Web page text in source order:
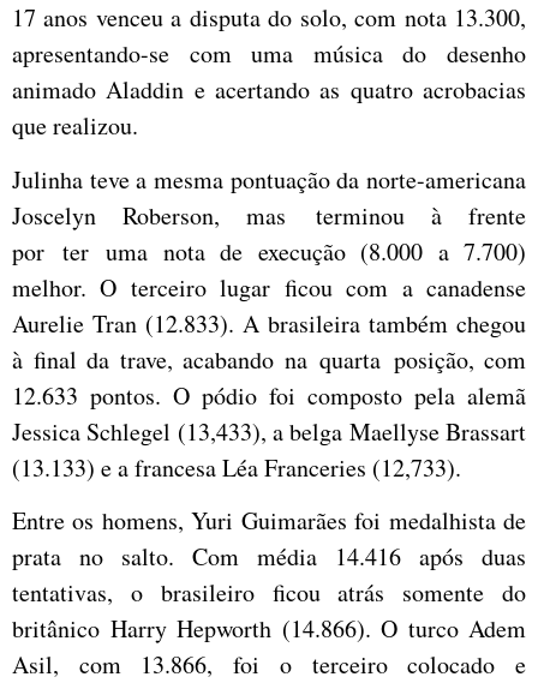
17 anos venceu a disputa do solo, com nota 13.300,
apresentando-se com uma música do desenho
animado Aladdin e acertando as quatro acrobacias
que realizou.
Julinha teve a mesma pontuação da norte-americana
Joscelyn Roberson, mas terminou à frente
por ter uma nota de execução (8.000 a 7.700)
melhor. O terceiro lugar ficou com a canadense
Aurelie Tran (12.833). A brasileira também chegou
à final da trave, acabando na quarta posição, com
12.633 pontos. O pódio foi composto pela alemã
Jessica Schlegel (13,433), a belga Maellyse Brassart
(13.133) e a francesa Léa Franceries (12,733).
Entre os homens, Yuri Guimarães foi medalhista de
prata no salto. Com média 14.416 após duas
tentativas, o brasileiro ficou atrás somente do
britânico Harry Hepworth (14.866). O turco Adem
Asil, com 13.866, foi o terceiro colocado e